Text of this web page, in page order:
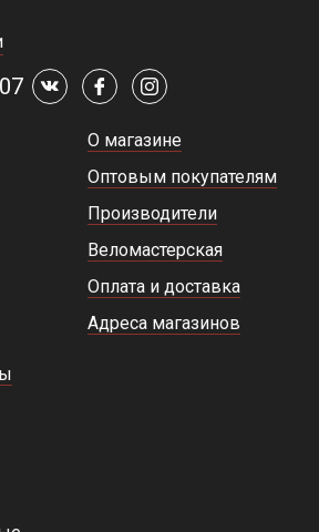
О магазине
Оптовым покупателям
Производители
Веломастерская
Оплата и доставка
Адреса магазинов